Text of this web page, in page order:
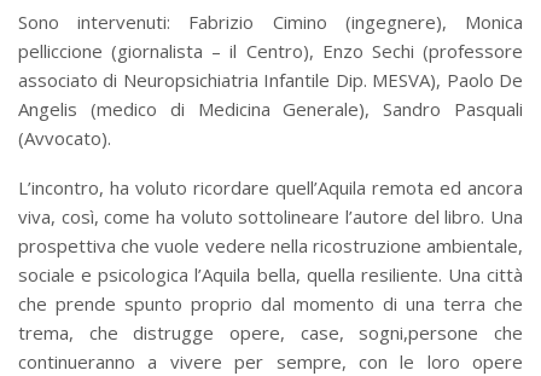
Sono intervenuti: Fabrizio Cimino (ingegnere), Monica
pelliccione (giornalista – il Centro), Enzo Sechi (professore
associato di Neuropsichiatria Infantile Dip. MESVA), Paolo De
Angelis (medico di Medicina Generale), Sandro Pasquali
(Avvocato).
L’incontro, ha voluto ricordare quell’Aquila remota ed ancora
viva, così, come ha voluto sottolineare l’autore del libro. Una
prospettiva che vuole vedere nella ricostruzione ambientale,
sociale e psicologica l’Aquila bella, quella resiliente. Una città
che prende spunto proprio dal momento di una terra che
trema, che distrugge opere, case, sogni,persone che
continueranno a vivere per sempre, con le loro opere